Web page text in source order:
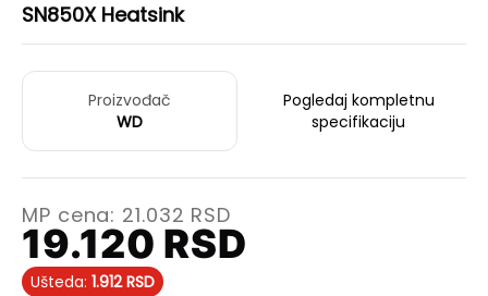
SN850X Heatsink
Proizvođač
WD
Pogledaj kompletnu
specifikaciju
MP cena: 21.032 RSD
19.120 RSD
Ušteda: 1.912 RSD